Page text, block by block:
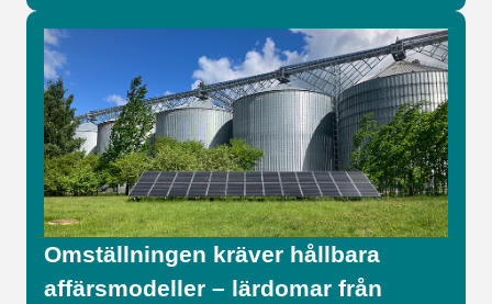
Omställningen kräver hållbara
affärsmodeller – lärdomar från